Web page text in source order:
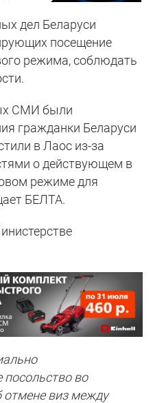
дел Беларуси
посещение
режима, соблюдать
СМИ были
гражданки Беларуси
в Лаос из-за
о действующем в
режиме для
БЕЛТА.
во
отмене виз между